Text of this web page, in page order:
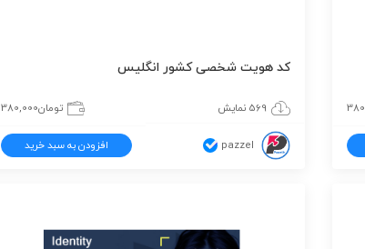
کد هویت شخصی کشور انگلیس
569 نمایش تومان380,000
pazzel افزودن به سبد خرید